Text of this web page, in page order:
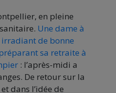
en pleine
Une dame à
de bonne
sa retraite à
: l’après-midi a
De retour sur la
dans l’idée de